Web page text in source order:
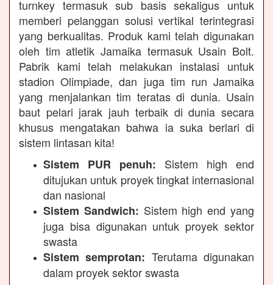
turnkey termasuk sub basis sekaligus untuk
memberi pelanggan solusi vertikal terintegrasi
yang berkualitas. Produk kami telah digunakan
oleh tim atletik Jamaika termasuk Usain Bolt.
Pabrik kami telah melakukan instalasi untuk
stadion Olimpiade, dan juga tim run Jamaika
yang menjalankan tim teratas di dunia. Usain
baut pelari jarak jauh terbaik di dunia secara
khusus mengatakan bahwa ia suka berlari di
sistem lintasan kita!
Sistem PUR penuh: Sistem high end
ditujukan untuk proyek tingkat internasional
dan nasional
Sistem Sandwich: Sistem high end yang
juga bisa digunakan untuk proyek sektor
swasta
Sistem semprotan: Terutama digunakan
dalam proyek sektor swasta